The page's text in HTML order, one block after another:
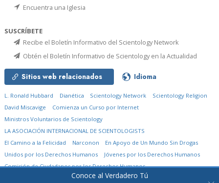
Conoce al Verdadero Tú
Encuentra una Iglesia
SUSCRÍBETE
Recibe el Boletín Informativo del Scientology Network
Obtén el Boletín Informativo de Scientology en la Actualidad
Sitios web relacionados Idioma
L. Ronald Hubbard Dianética Scientology Network
Scientology Religion
David Miscavige
Comienza un Curso por Internet
Ministros Voluntarios de Scientology
LA ASOCIACIÓN INTERNACIONAL DE SCIENTOLOGISTS
El Camino a la Felicidad
Narconon
En Apoyo de Un Mundo Sin Drogas
Unidos por los Derechos Humanos
Jóvenes por los Derechos Humanos
Comisión de Ciudadanos por los Derechos Humanos